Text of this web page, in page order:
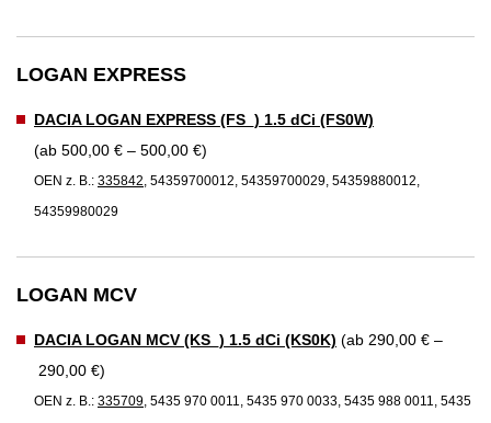
LOGAN EXPRESS
DACIA LOGAN EXPRESS (FS_) 1.5 dCi (FS0W)
(ab 500,00 € – 500,00 €)
OEN z. B.: 335842 , 54359700012, 54359700029, 54359880012,
54359980029
LOGAN MCV
DACIA LOGAN MCV (KS_) 1.5 dCi (KS0K) (ab 290,00 € –
290,00 €)
OEN z. B.: 335709, 5435 970 0011, 5435 970 0033, 5435 988 0011, 5435